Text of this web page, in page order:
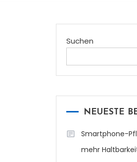
Suchen
NEUESTE
Smartphone-
mehr